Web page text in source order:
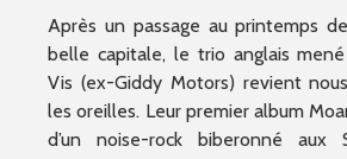
Après un passage au printemps
belle capitale, le trio anglais
Vis (ex-Giddy Motors) revient
les oreilles. Leur premier album
d’un noise-rock biberonné aux